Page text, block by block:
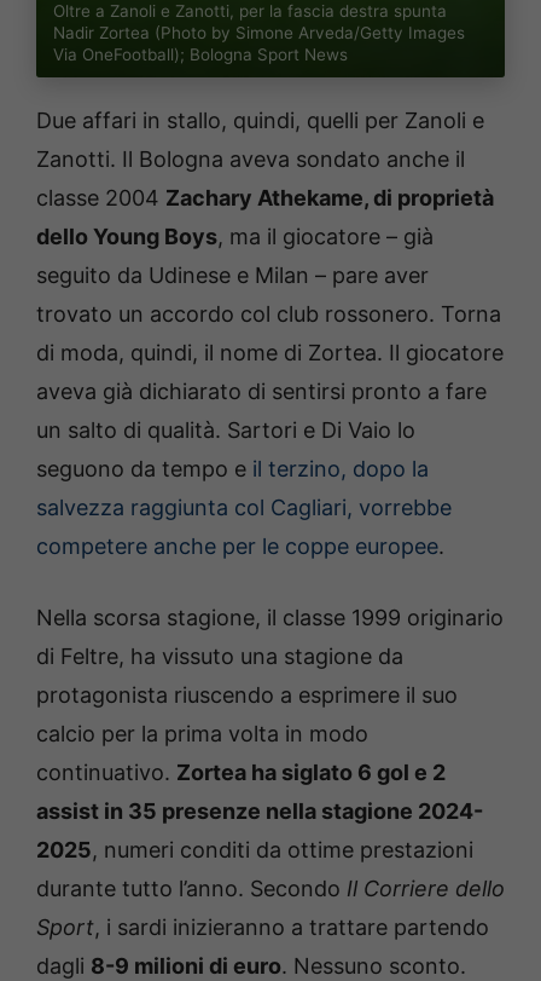
Oltre a Zanoli e Zanotti, per la fascia destra spunta
Nadir Zortea (Photo by Simone Arveda/Getty Images
Via OneFootball); Bologna Sport News
Due affari in stallo, quindi, quelli per Zanoli e
Zanotti. Il Bologna aveva sondato anche il
classe 2004 Zachary Athekame, di proprietà
dello Young Boys, ma il giocatore – già
seguito da Udinese e Milan – pare aver
trovato un accordo col club rossonero. Torna
di moda, quindi, il nome di Zortea. Il giocatore
aveva già dichiarato di sentirsi pronto a fare
un salto di qualità. Sartori e Di Vaio lo
seguono da tempo e il terzino, dopo la
salvezza raggiunta col Cagliari, vorrebbe
competere anche per le coppe europee.
Nella scorsa stagione, il classe 1999 originario
di Feltre, ha vissuto una stagione da
protagonista riuscendo a esprimere il suo
calcio per la prima volta in modo
continuativo. Zortea ha siglato 6 gol e 2
assist in 35 presenze nella stagione 2024-
2025, numeri conditi da ottime prestazioni
durante tutto l’anno. Secondo Il Corriere dello
Sport, i sardi inizieranno a trattare partendo
dagli 8-9 milioni di euro. Nessuno sconto.